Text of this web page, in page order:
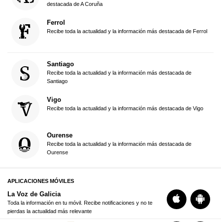
destacada de A Coruña
Ferrol
Recibe toda la actualidad y la información más destacada de Ferrol
Santiago
Recibe toda la actualidad y la información más destacada de
Santiago
Vigo
Recibe toda la actualidad y la información más destacada de Vigo
Ourense
Recibe toda la actualidad y la información más destacada de
Ourense
APLICACIONES MÓVILES
La Voz de Galicia
Toda la información en tu móvil. Recibe notificaciones y no te
pierdas la actualidad más relevante